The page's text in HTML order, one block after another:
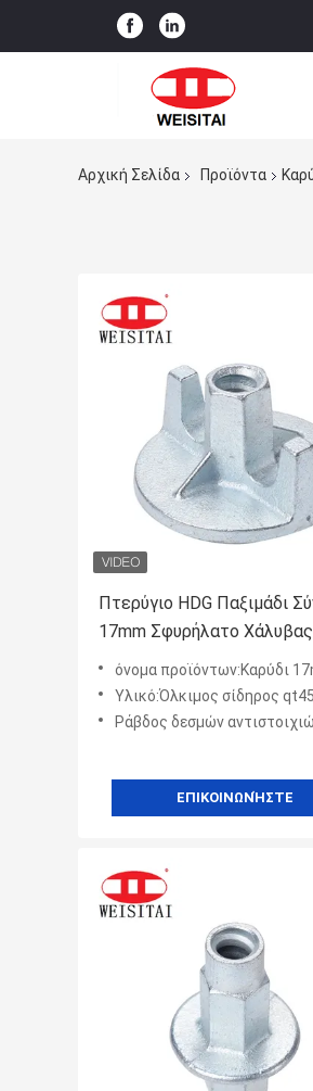
Αρχική Σελίδα
Προϊόντα
Πτερύγιο HDG Παξιμάδι
17mm Σφυρήλατο Χάλυβας
Ικριωμάτων Εξαρτήματα
Καλουπώματος
όνομα προϊόντων:Καρύδι 17mm φτερών ράβδων δεσμών σφυρηλατημένος χάλυβας
Υλικό:Όλκιμος σίδηρος qt450-
Ράβδος δεσμών αντιστοιχιών:12/17/20 ΚΚ ή
ΕΠΙΚΟΙΝΩΝΉΣΤΕ